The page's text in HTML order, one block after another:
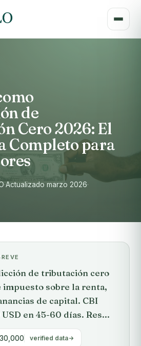
de
Cero 2026: El
Completo para
·Actualizado marzo 2026·
de tributación cero
impuesto sobre la renta,
de capital. CBI
en 45-60 días. Res...
verified data